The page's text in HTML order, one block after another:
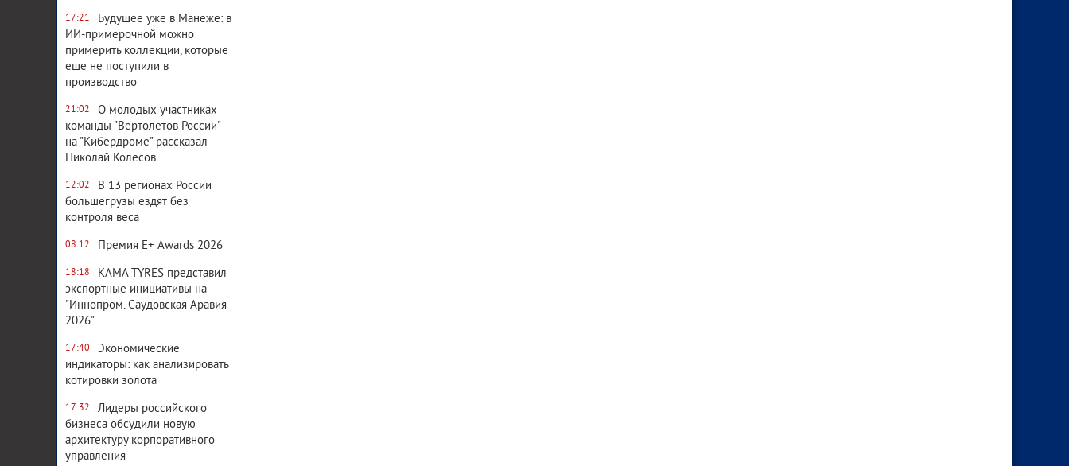
17:21
Будущее уже в Манеже: в
ИИ-примерочной можно
примерить коллекции, которые
еще не поступили в
производство
21:02
О молодых участниках
команды "Вертолетов России"
на "Кибердроме" рассказал
Николай Колесов
12:02
В 13 регионах России
большегрузы ездят без
контроля веса
08:12 Премия E+ Awards 2026
18:18
KAMA TYRES представил
экспортные инициативы на
"Иннопром. Саудовская Аравия -
2026"
17:40
Экономические
индикаторы: как анализировать
котировки золота
17:32
Лидеры российского
бизнеса обсудили новую
архитектуру корпоративного
управления